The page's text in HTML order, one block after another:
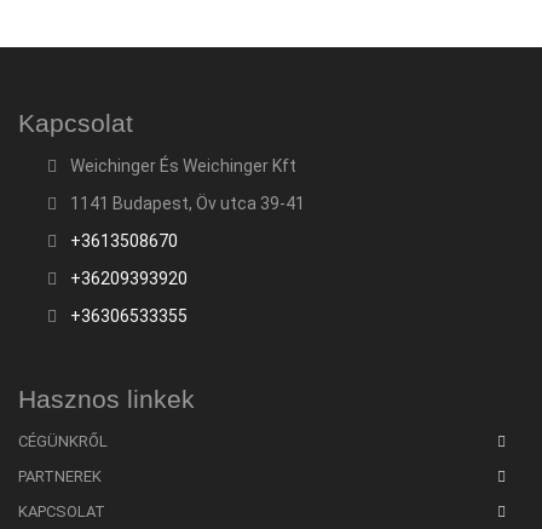
Kapcsolat
Weichinger És Weichinger Kft
1141 Budapest, Öv utca 39-41
+3613508670
+36209393920
+36306533355
Hasznos linkek
CÉGÜNKRŐL
PARTNEREK
KAPCSOLAT